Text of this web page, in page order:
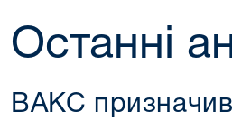
Останні
ВАКС